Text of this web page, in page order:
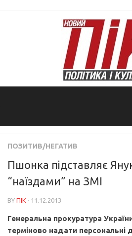
ПОЗИТИВ/НЕГАТИВ
Пшонка підставляє
“наїздами” на ЗМІ
BY ПІК · 11.12.2013
Генеральна прокуратура
терміново надати персональні